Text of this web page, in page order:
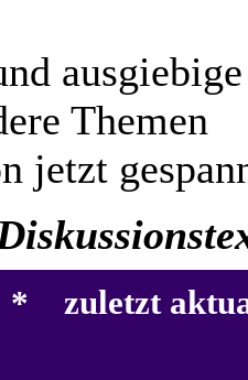
Themen
jetzt
zuletzt